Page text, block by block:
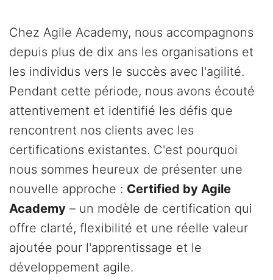
Chez Agile Academy, nous accompagnons
depuis plus de dix ans les organisations et
les individus vers le succès avec l'agilité.
Pendant cette période, nous avons écouté
attentivement et identifié les défis que
rencontrent nos clients avec les
certifications existantes. C'est pourquoi
nous sommes heureux de présenter une
nouvelle approche : Certified by Agile
Academy – un modèle de certification qui
offre clarté, flexibilité et une réelle valeur
ajoutée pour l'apprentissage et le
développement agile.